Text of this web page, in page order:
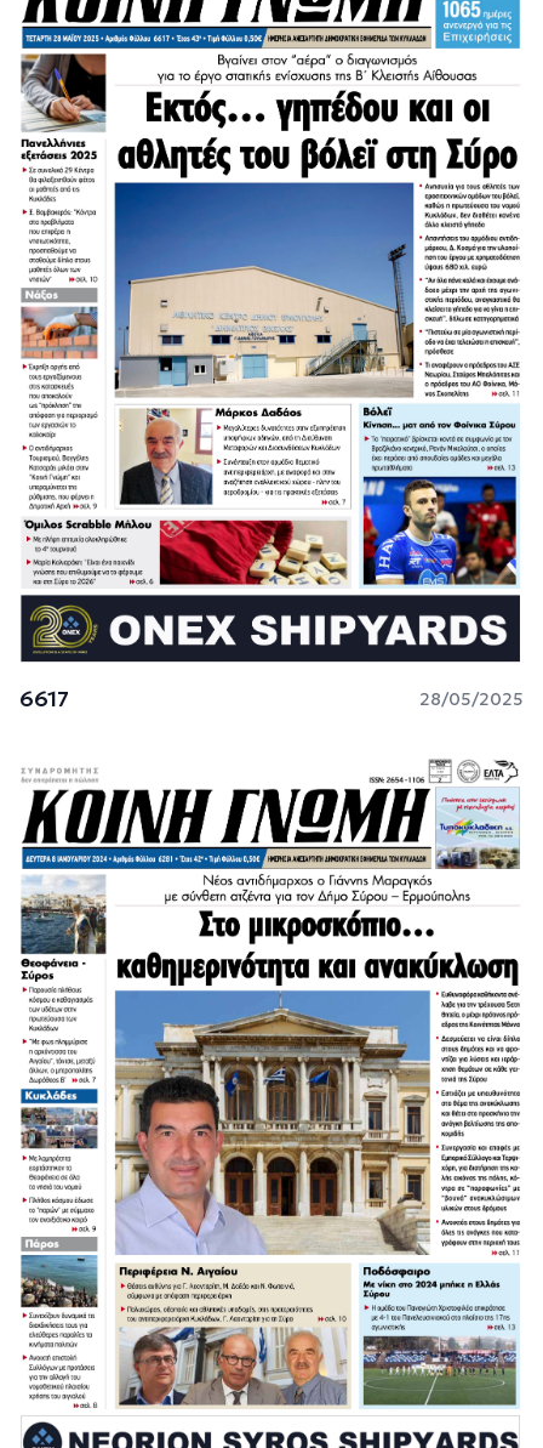
6617 28/05/2025